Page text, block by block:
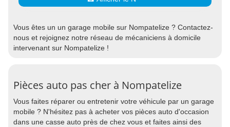
Vous êtes un un garage mobile sur Nompatelize ? Contactez-
nous et rejoignez notre réseau de mécaniciens à domicile
intervenant sur Nompatelize !
Pièces auto pas cher à Nompatelize
Vous faites réparer ou entretenir votre véhicule par un garage
mobile ? N'hésitez pas à acheter vos pièces auto d'occasion
dans une casse auto près de chez vous et faites ainsi des